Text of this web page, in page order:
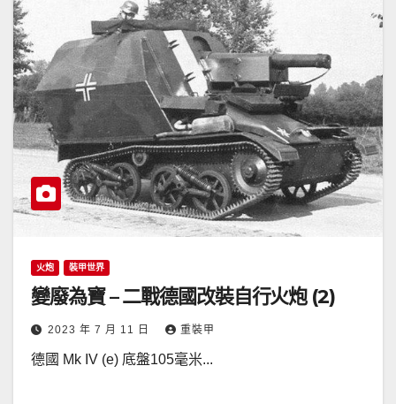
火炮 裝甲世界
變廢為寶 – 二戰德國改裝自行火炮 (2)
2023 年 7 月 11 日 重裝甲
德國 Mk IV (e) 底盤105毫米...